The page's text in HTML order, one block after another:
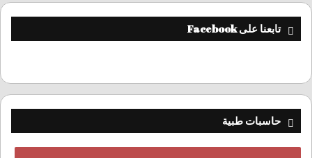
تابعنا على Facebook
حاسبات طبية